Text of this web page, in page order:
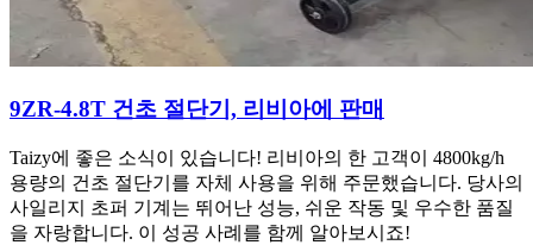
9ZR-4.8T 건초 절단기, 리비아에 판매
Taizy에 좋은 소식이 있습니다! 리비아의 한 고객이 4800kg/h
용량의 건초 절단기를 자체 사용을 위해 주문했습니다. 당사의
사일리지 초퍼 기계는 뛰어난 성능, 쉬운 작동 및 우수한 품질
을 자랑합니다. 이 성공 사례를 함께 알아보시죠!